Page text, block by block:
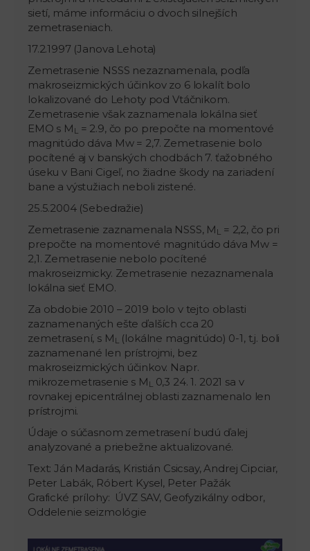
sietí, máme informáciu o dvoch silnejších
zemetraseniach.
17.2.1997 (Janova Lehota)
Zemetrasenie NSSS nezaznamenala, podľa
makroseizmických účinkov zo 6 lokalít bolo
lokalizované do Lehoty pod Vtáčnikom.
Zemetrasenie však zaznamenala lokálna sieť
EMO s M L = 2.9, čo po prepočte na momentové
magnitúdo dáva Mw = 2,7. Zemetrasenie bolo
pocítené aj v banských chodbách 7. ťažobného
úseku v Bani Cigeľ, no žiadne škody na zariadení
bane a výstužiach neboli zistené.
25.5.2004 (Sebedražie)
Zemetrasenie zaznamenala NSSS, M L = 2,2, čo pri
prepočte na momentové magnitúdo dáva Mw =
2,1. Zemetrasenie nebolo pocítené
makroseizmicky. Zemetrasenie nezaznamenala
lokálna sieť EMO.
Za obdobie 2010 – 2019 bolo v tejto oblasti
zaznamenaných ešte ďalších cca 20
zemetrasení, s M L (lokálne magnitúdo) 0-1, t.j. boli
zaznamenané len prístrojmi, bez
makroseizmických účinkov. Napr.
mikrozemetrasenie s M L 0,3 24. 1. 2021 sa v
rovnakej epicentrálnej oblasti zaznamenalo len
prístrojmi.
Údaje o súčasnom zemetrasení budú ďalej
analyzované a priebežne aktualizované.
Text: Ján Madarás, Kristián Csicsay, Andrej Cipciar,
Peter Labák, Róbert Kysel, Peter Pažák
Grafické prílohy: ÚVZ SAV, Geofyzikálny odbor,
Oddelenie seizmológie